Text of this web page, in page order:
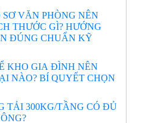
VĂN PHÒNG NÊN
THƯỚC GÌ? HƯỚNG
ĐÚNG CHUẨN KỸ
KHO GIA ĐÌNH NÊN
NÀO? BÍ QUYẾT CHỌN
TẢI 300KG/TẦNG CÓ ĐỦ